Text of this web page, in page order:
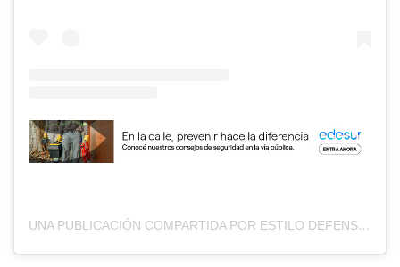
UNA PUBLICACIÓN COMPARTIDA POR ESTILO DEFENSA (@ESTILO_DEFENSA)